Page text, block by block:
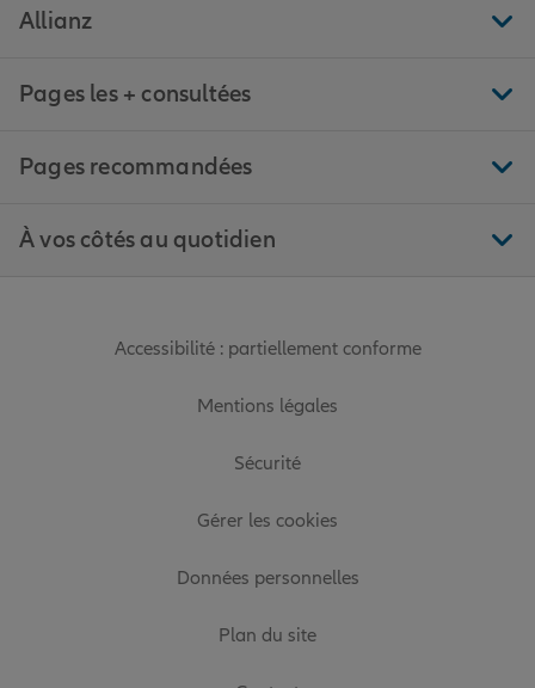
Allianz
Pages les + consultées
Pages recommandées
À vos côtés au quotidien
Accessibilité : partiellement conforme
Mentions légales
Sécurité
Gérer les cookies
Données personnelles
Plan du site